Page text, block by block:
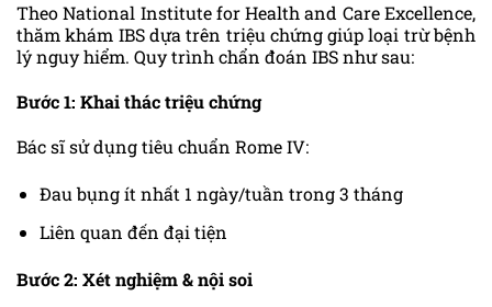
Theo National Institute for Health and Care Excellence,
thăm khám IBS dựa trên triệu chứng giúp loại trừ bệnh
lý nguy hiểm. Quy trình chẩn đoán IBS như sau:
Bước 1: Khai thác triệu chứng
Bác sĩ sử dụng tiêu chuẩn Rome IV:
Đau bụng ít nhất 1 ngày/tuần trong 3 tháng
Liên quan đến đại tiện
Bước 2: Xét nghiệm & nội soi